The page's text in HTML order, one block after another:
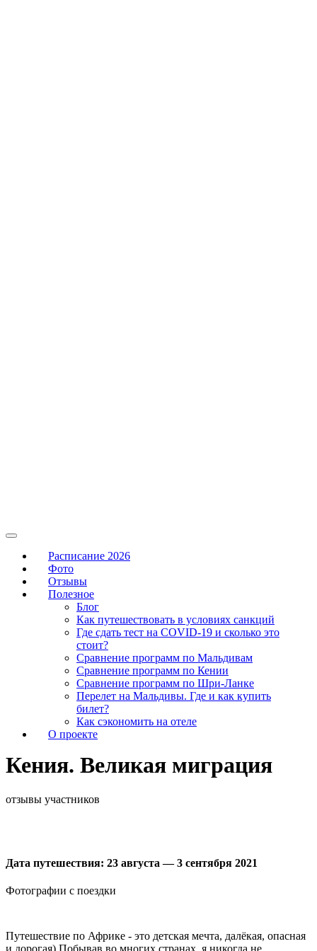
Расписание 2026
Фото
Отзывы
Полезное
Блог
Как путешествовать в условиях санкций
Где сдать тест на COVID-19 и сколько это
стоит?
Сравнение программ по Мальдивам
Сравнение программ по Кении
Сравнение программ по Шри-Ланке
Перелет на Мальдивы. Где и как купить
билет?
Как сэкономить на отеле
О проекте
Кения. Великая миграция
отзывы участников
Дата путешествия: 23 августа — 3 сентября 2021
Фотографии с поездки
Путешествие по Африке - это детская мечта, далёкая, опасная
и дорогая) Побывав во многих странах, я никогда не